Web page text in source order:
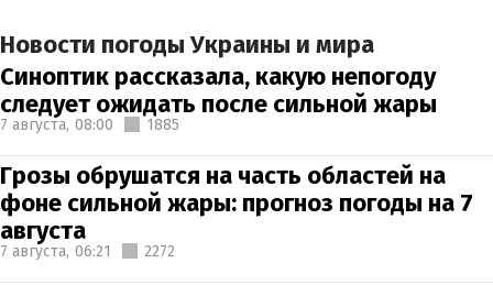
Новости погоды Украины и мира
Синоптик рассказала, какую непогоду
следует ожидать после сильной жары
7 августа, 08:00 1885
Грозы обрушатся на часть областей на
фоне сильной жары: прогноз погоды на 7
августа
7 августа, 06:21 2272